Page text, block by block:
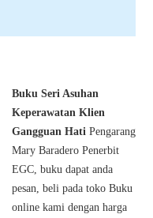
Buku Seri Asuhan
Keperawatan Klien
Gangguan Hati Pengarang
Mary Baradero Penerbit
EGC, buku dapat anda
pesan, beli pada toko Buku
online kami dengan harga